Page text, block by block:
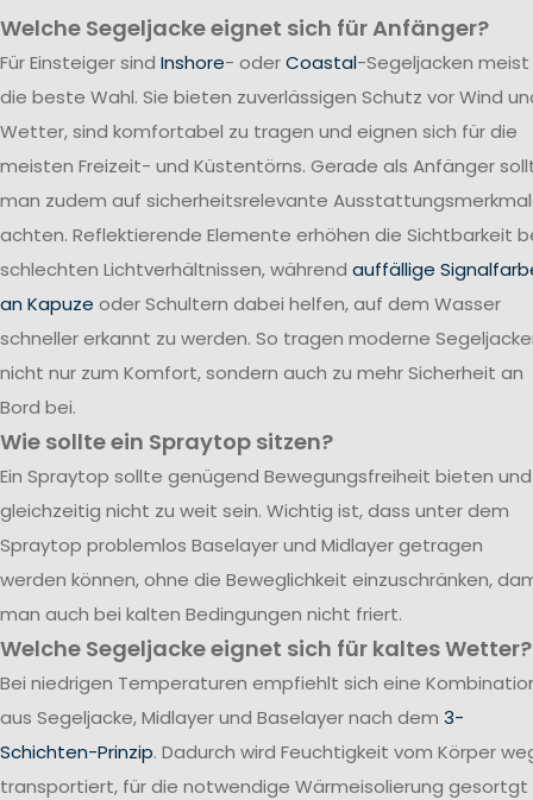
Welche Segeljacke eignet sich für Anfänger?
Für Einsteiger sind Inshore- oderCoastal-Segeljacken meist
die beste Wahl. Sie bieten zuverlässigen Schutz vor Wind
Wetter, sind komfortabel zu tragen und eignen sich für die
meisten Freizeit- und Küstentörns. Gerade als Anfänger
man zudem auf sicherheitsrelevante
achten. Reflektierende Elemente erhöhen die Sichtbarkeit
schlechten Lichtverhältnissen, während auffällige
an Kapuze oder Schultern dabei helfen, auf dem Wasser
schneller erkannt zu werden. So tragen moderne
nicht nur zum Komfort, sondern auch zu mehr Sicherheit an
Bord bei.
Wie sollte ein Spraytop sitzen?
Ein Spraytop sollte genügend Bewegungsfreiheit bieten und
gleichzeitig nicht zu weit sein. Wichtig ist, dass unter dem
Spraytop problemlos Baselayer und Midlayer getragen
werden können, ohne die Beweglichkeit einzuschränken,
man auch bei kalten Bedingungen nicht friert.
Welche Segeljacke eignet sich für kaltes Wetter?
Bei niedrigen Temperaturen empfiehlt sich eine
aus Segeljacke, Midlayer und Baselayer nach dem 3-
Schichten-Prinzip. Dadurch wird Feuchtigkeit vom Körper
transportiert, für die notwendige Wärmeisolierung gesortgt